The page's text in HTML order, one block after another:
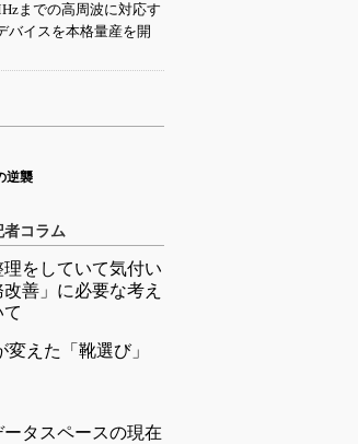
までの高周波に対応す
バイスを本格量産を開
逆襲
者コラム
理をしていて気付い
善」に必要な考え
変えた「靴選び」
ータスペースの現在